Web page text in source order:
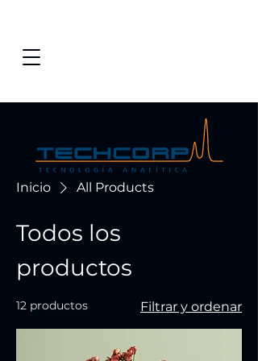
Inicio All Products
Todos los
productos
12 productos Filtrar y ordenar